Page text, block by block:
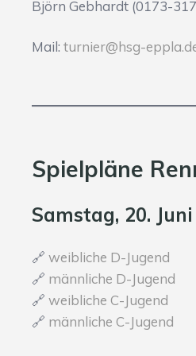
Björn Gebhardt (0173-
Mail: turnier@hsg-
Spielpläne
Samstag, 20.
🔗 weibliche D-Jugend
🔗 männliche D-Jugend
🔗 weibliche C-Jugend
🔗 männliche C-Jugend